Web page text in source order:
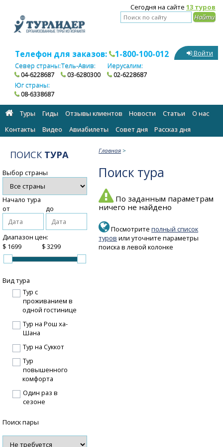
Сегодня на сайте 13 туров
Телефон для заказов: 1-800-100-012
Север страны:
04-6228687
Тель-Авив:
03-6280300
Иерусалим:
02-6228687
Юг страны:
08-6338687
Войти
Туры Гиды Отзывы клиентов Новости Статьи
О нас
Контакты
Видео Авиабилеты Cовет дня Рассказ дня
Главная >
Поиск тура
По заданным параметрам
ничего не найдено
Посмотритеполный список
туров или уточните параметры
поиска в левой колонке
ПОИСК ТУРА
Выбор страны
Начало тура
от
до
Диапазон цен:
$
$
Вид тура
Тур с
проживанием в
одной гостинице
Тур на Рош ха-
Шана
Тур на Суккот
Тур
повышенного
комфорта
Один раз в
сезоне
Поиск пары